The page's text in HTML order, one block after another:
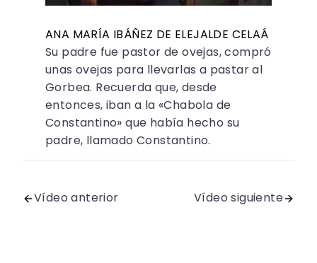
ANA MARÍA IBÁÑEZ DE ELEJALDE CELAÁ
Su padre fue pastor de ovejas, compró
unas ovejas para llevarlas a pastar al
Gorbea. Recuerda que, desde
entonces, iban a la «Chabola de
Constantino» que había hecho su
padre, llamado Constantino.
Vídeo anterior Vídeo siguiente